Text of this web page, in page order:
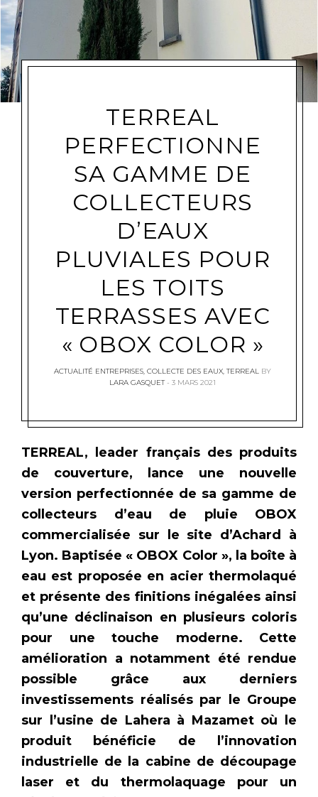
TERREAL
PERFECTIONNE
SA GAMME DE
COLLECTEURS
D’EAUX
PLUVIALES POUR
LES TOITS
TERRASSES AVEC
« OBOX COLOR »
ACTUALITÉ ENTREPRISES, COLLECTE DES EAUX,TERREAL BY
LARA GASQUET
3 MARS 2021
TERREAL, leader français des produits
de couverture, lance une nouvelle
version perfectionnée de sa gamme de
collecteurs d’eau de pluie OBOX
commercialisée sur le site d’Achard à
Lyon. Baptisée « OBOX Color », la boîte à
eau est proposée en acier thermolaqué
et présente des finitions inégalées ainsi
qu’une déclinaison en plusieurs coloris
pour une touche moderne. Cette
amélioration a notamment été rendue
possible grâce aux derniers
investissements réalisés par le Groupe
sur l’usine de Lahera à Mazamet où le
produit bénéficie de l’innovation
industrielle de la cabine de découpage
laser et du thermolaquage pour un